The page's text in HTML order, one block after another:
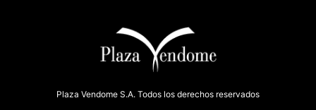
Plaza Vendome S.A. Todos los derechos reservados